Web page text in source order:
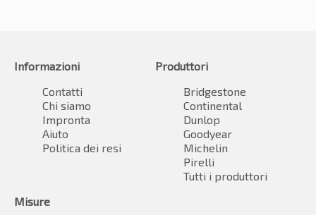
Informazioni
Contatti
Chi siamo
Impronta
Aiuto
Politica dei resi
Produttori
Bridgestone
Continental
Dunlop
Goodyear
Michelin
Pirelli
Tutti i produttori
Misure